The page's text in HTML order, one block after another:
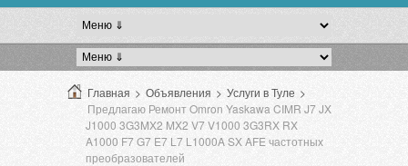
Главная > Объявления > Услуги в Туле >
Предлагаю Ремонт Omron Yaskawa CIMR J7 JX
J1000 3G3MX2 MX2 V7 V1000 3G3RX RX
A1000 F7 G7 E7 L7 L1000A SX AFE частотных
преобразователей